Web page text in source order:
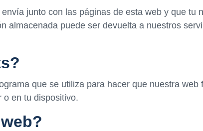
junto con las páginas de esta web y que tu
almacenada puede ser devuelta a nuestros
que se utiliza para hacer que nuestra
o en tu dispositivo.